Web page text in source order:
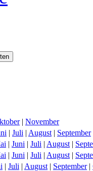
| November
| Juli | August | September
| Juni | Juli | August |
| Juni | Juli | August |
| Juli | August | September|